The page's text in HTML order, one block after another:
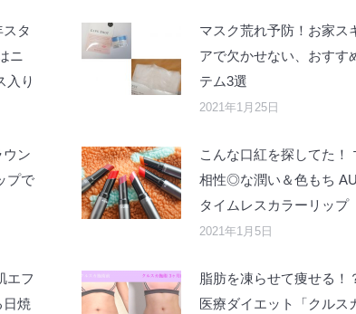
タ
ニ
入り
マスク荒れ予防！お家ス
アで欠かせない、おすす
テム3選
2021年1月25日
ン
プで
こんな口紅を探してた！
相性◎な潤い＆色もち
タイムレスカラーリップ
2021年1月5日
エフ
日焼
脂肪を凍らせて痩せる！
医療ダイエット「クルス